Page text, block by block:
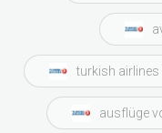
turkish
ausflüge